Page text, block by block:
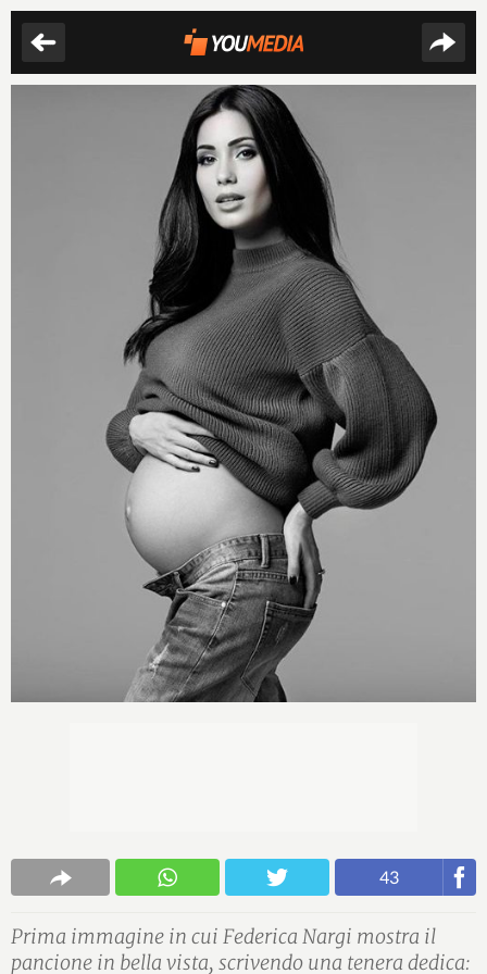
43
Prima immagine in cui Federica Nargi mostra il
pancione in bella vista, scrivendo una tenera dedica: